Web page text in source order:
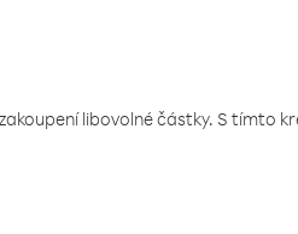
libovolné částky. S tímto